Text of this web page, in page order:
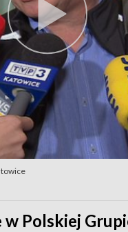
Polskiej